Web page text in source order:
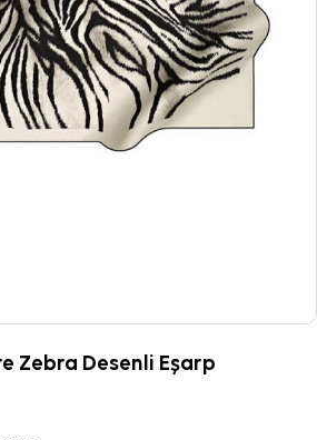
Zebra Desenli Eşarp